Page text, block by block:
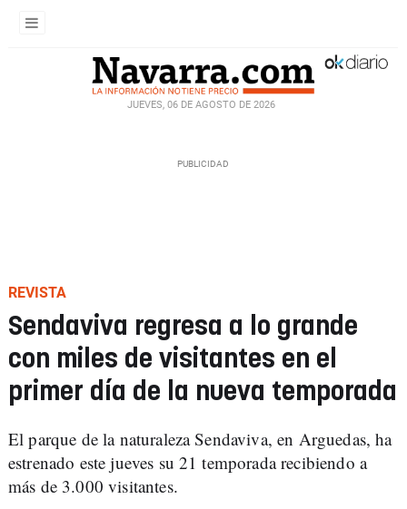
JUEVES, 06 DE AGOSTO DE 2026
REVISTA
Sendaviva regresa a lo grande
con miles de visitantes en el
primer día de la nueva temporada
El parque de la naturaleza Sendaviva, en Arguedas, ha
estrenado este jueves su 21 temporada recibiendo a
más de 3.000 visitantes.